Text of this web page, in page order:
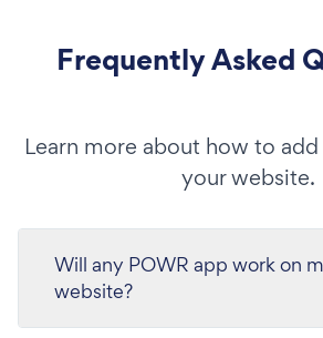
Frequently Asked
Learn more about how to
your website.
Will any POWR app work on
website?